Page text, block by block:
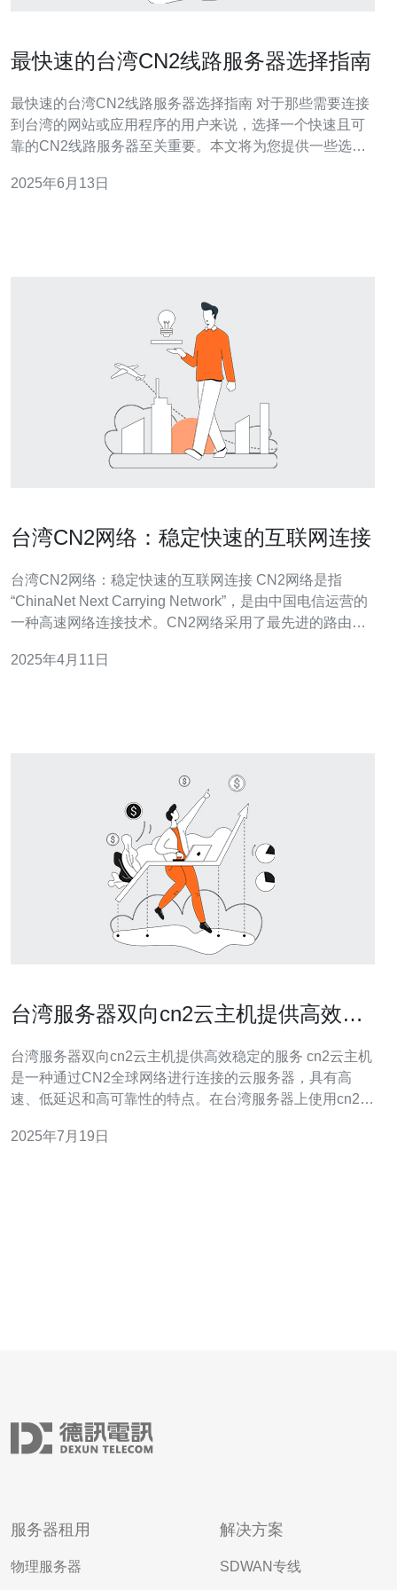
最快速的台湾CN2线路服务器选择指南
最快速的台湾CN2线路服务器选择指南 对于那些需要连接
到台湾的网站或应用程序的用户来说，选择一个快速且可
靠的CN2线路服务器至关重要。本文将为您提供一些选择
服务器。 首先，您需要选择一个可靠的服务提供商。确保
2025年6月13日
台湾CN2网络：稳定快速的互联网连接
台湾CN2网络：稳定快速的互联网连接 CN2网络是指
“ChinaNet Next Carrying Network”，是由中国电信运营的
一种高速网络连接技术。CN2网络采用了最先进的路由技
作为亚洲重要的经济中心之一，对于高速稳定的互联网连
2025年4月11日
台湾服务器双向cn2云主机提供高效稳
台湾服务器双向cn2云主机提供高效稳定的服务 cn2云主机
是一种通过CN2全球网络进行连接的云服务器，具有高
速、低延迟和高可靠性的特点。在台湾服务器上使用cn2云
发达地区，拥有优越的网络基础设施和技术水平。选择在
2025年7月19日
服务器租用
物理服务器
解决方案
SDWAN专线